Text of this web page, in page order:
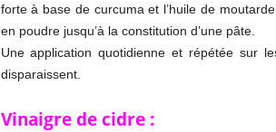
forte à base de curcuma et l’huile de
en poudre jusqu’à la constitution d’une pâte.
Une application quotidienne et répétée sur
disparaissent.
Vinaigre de cidre :